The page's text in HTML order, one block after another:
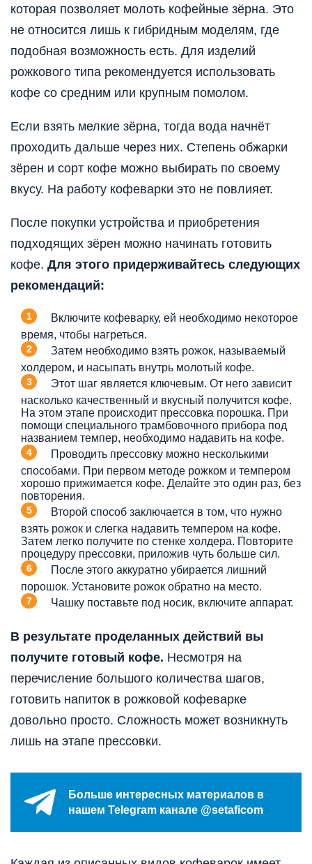
которая позволяет молоть кофейные зёрна. Это
не относится лишь к гибридным моделям, где
подобная возможность есть. Для изделий
рожкового типа рекомендуется использовать
кофе со средним или крупным помолом.
Если взять мелкие зёрна, тогда вода начнёт
проходить дальше через них. Степень обжарки
зёрен и сорт кофе можно выбирать по своему
вкусу. На работу кофеварки это не повлияет.
После покупки устройства и приобретения
подходящих зёрен можно начинать готовить
кофе. Для этого придерживайтесь следующих
рекомендаций:
Включите кофеварку, ей необходимо некоторое
время, чтобы нагреться.
Затем необходимо взять рожок, называемый
холдером, и насыпать внутрь молотый кофе.
Этот шаг является ключевым. От него зависит
насколько качественный и вкусный получится кофе.
На этом этапе происходит прессовка порошка. При
помощи специального трамбовочного прибора под
названием темпер, необходимо надавить на кофе.
Проводить прессовку можно несколькими
способами. При первом методе рожком и темпером
хорошо прижимается кофе. Делайте это один раз, без
повторения.
Второй способ заключается в том, что нужно
взять рожок и слегка надавить темпером на кофе.
Затем легко получите по стенке холдера. Повторите
процедуру прессовки, приложив чуть больше сил.
После этого аккуратно убирается лишний
порошок. Установите рожок обратно на место.
Чашку поставьте под носик, включите аппарат.
В результате проделанных действий вы
получите готовый кофе. Несмотря на
перечисление большого количества шагов,
готовить напиток в рожковой кофеварке
довольно просто. Сложность может возникнуть
лишь на этапе прессовки.
Больше интересных материалов в
нашем Telegram канале @setaficom